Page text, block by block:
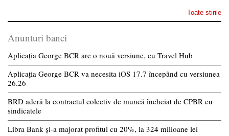
Toate stirile
Anunturi banci
Aplicația George BCR are o nouă versiune, cu Travel Hub
Aplicația George BCR va necesita iOS 17.7 începând cu versiunea
26.26
BRD aderă la contractul colectiv de muncă încheiat de CPBR cu
sindicatele
Libra Bank și-a majorat profitul cu 20%, la 324 milioane lei